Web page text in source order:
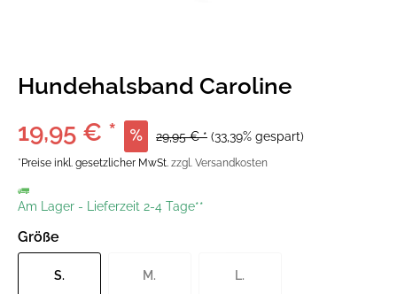
Hundehalsband Caroline
19,95 € * 29,95 € * (33,39% gespart)
*Preise inkl. gesetzlicher MwSt. zzgl. Versandkosten
Am Lager - Lieferzeit 2-4 Tage**
Größe
S. M. L.